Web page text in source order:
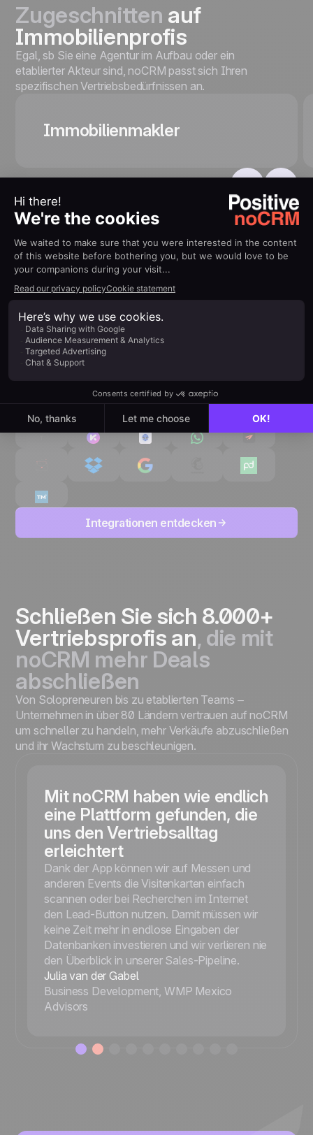
Zugeschnitten auf
Immobilienprofis
Egal, sb Sie eine Agentur im Aufbau oder ein
etablierter Akteur sind, noCRM passt sich Ihren
spezifischen Vertriebsbedürfnissen an.
Immobilienmakler
100% mit Ihrem Ökosystem
verbunden
Verbinden Sie sich nahtlos mit Ihren täglichen Tools, um
Ihre Produktivität ohne Komplexität zu steigern.
Integrationen entdecken
Schließen Sie sich 8.000+
Vertriebsprofis an, die mit
noCRM mehr Deals
abschließen
Von Solopreneuren bis zu etablierten Teams –
Unternehmen in über 80 Ländern vertrauen auf noCRM
um schneller zu handeln, mehr Verkäufe abzuschließen
und ihr Wachstum zu beschleunigen.
Mit noCRM haben wie endlich
eine Plattform gefunden, die
uns den Vertriebsalltag
erleichtert
Dank der App können wir auf Messen und
anderen Events die Visitenkarten einfach
scannen oder bei Recherchen im Internet
den Lead-Button nutzen. Damit müssen wir
keine Zeit mehr in endlose Eingaben der
Datenbanken investieren und wir verlieren nie
den Überblick in unserer Sales-Pipeline.
Julia van der Gabel
Business Development, WMP Mexico
Advisors